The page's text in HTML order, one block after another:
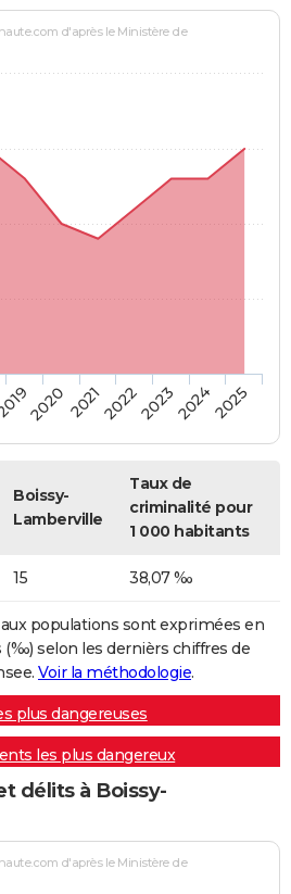
d'après le Ministère de
202020212022202320242025
Boissy-
Lamberville
Taux de
criminalité pour
1 000 habitants
15 38,07 ‰
populations sont exprimées en
selon les dernièrs chiffres de
Voir la méthodologie.
plus dangereuses
les plus dangereux
délits à Boissy-
d'après le Ministère de